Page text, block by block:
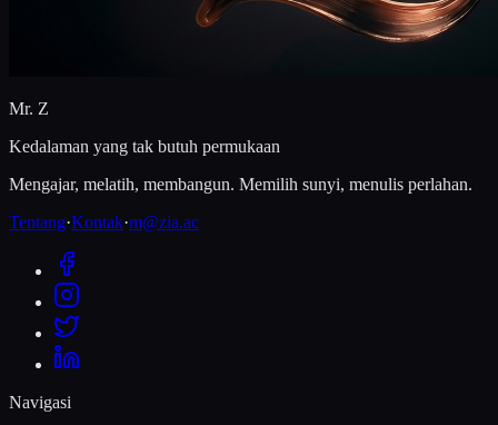
Mr. Z
Kedalaman yang tak butuh permukaan
Mengajar, melatih, membangun. Memilih sunyi, menulis perlahan.
Tentang·Kontak·m@zia.ac
Navigasi